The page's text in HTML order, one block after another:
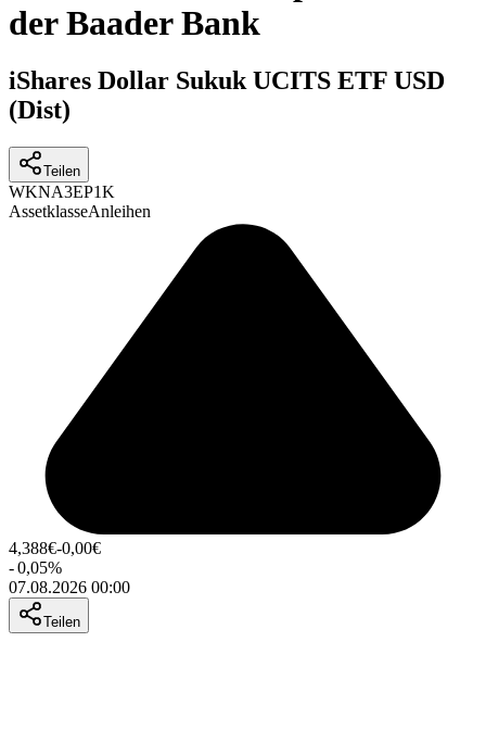
der Baader Bank
iShares Dollar Sukuk UCITS ETF USD
(Dist)
Teilen
WKNA3EP1K
AssetklasseAnleihen
4,388€-0,00€
-0,05%
07.08.2026 00:00
Teilen